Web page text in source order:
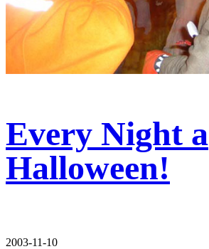
Every Night a
Halloween!
2003-11-10